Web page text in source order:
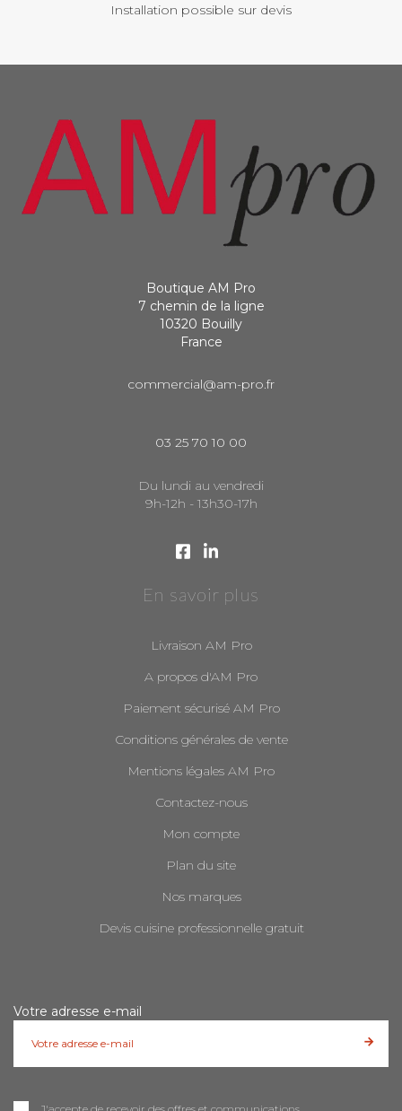
Installation possible sur devis
Boutique AM Pro
7 chemin de la ligne
10320 Bouilly
France
commercial@am-pro.fr
03 25 70 10 00
Du lundi au vendredi
9h-12h - 13h30-17h
En savoir plus
Livraison AM Pro
A propos d'AM Pro
Paiement sécurisé AM Pro
Conditions générales de vente
Mentions légales AM Pro
Contactez-nous
Mon compte
Plan du site
Nos marques
Devis cuisine professionnelle gratuit
Votre adresse e-mail